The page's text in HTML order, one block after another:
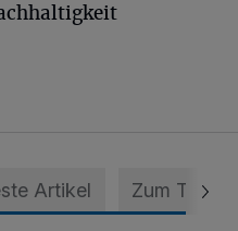
Artikel Zum Thema